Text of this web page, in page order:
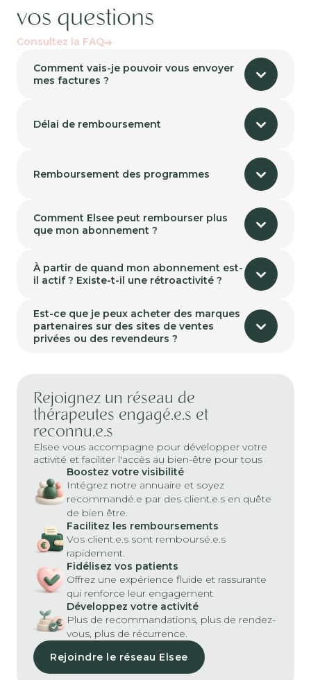
vos questions
Consultez la FAQ
Comment vais-je pouvoir vous envoyer
mes factures ?
Délai de remboursement
Remboursement des programmes
Comment Elsee peut rembourser plus
que mon abonnement ?
À partir de quand mon abonnement est-
il actif ? Existe-t-il une rétroactivité ?
Est-ce que je peux acheter des marques
partenaires sur des sites de ventes
privées ou des revendeurs ?
Rejoignez un réseau de
thérapeutes engagé.e.s et
reconnu.e.s
Elsee vous accompagne pour développer votre
activité et faciliter l'accès au bien-être pour tous
Boostez votre visibilité
Intégrez notre annuaire et soyez
recommandé.e par des client.e.s en quête
de bien être.
Facilitez les remboursements
Vos client.e.s sont remboursé.e.s
rapidement.
Fidélisez vos patients
Offrez une expérience fluide et rassurante
qui renforce leur engagement
Développez votre activité
Plus de recommandations, plus de rendez-
vous, plus de récurrence.
Rejoindre le réseau Elsee